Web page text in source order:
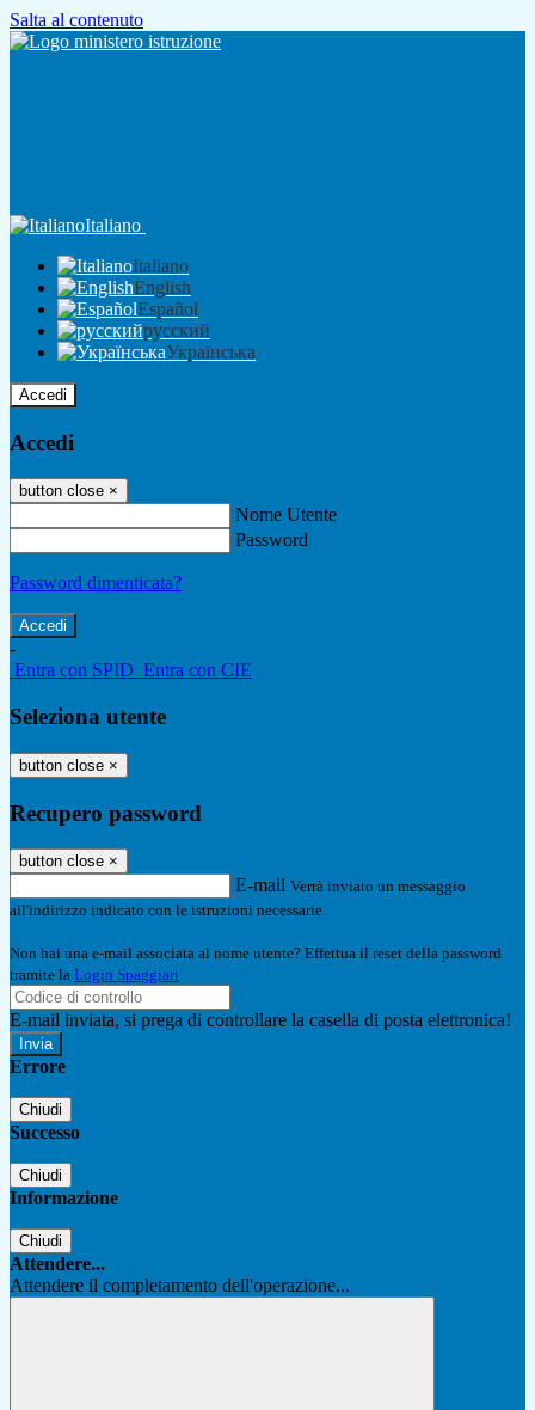
Salta al contenuto
Italiano
Italiano
English
Español
русский
Українська
Accedi
Accedi
button close ×
Nome Utente
Password
Password dimenticata?
-
Entra con SPID Entra con CIE
Seleziona utente
button close ×
Recupero password
button close ×
E-mail Verrà inviato un messaggio
all'indirizzo indicato con le istruzioni necessarie.
Non hai una e-mail associata al nome utente? Effettua il reset della password
tramite la Login Spaggiari
E-mail inviata, si prega di controllare la casella di posta elettronica!
Errore
Chiudi
Successo
Chiudi
Informazione
Chiudi
Attendere...
Attendere il completamento dell'operazione...